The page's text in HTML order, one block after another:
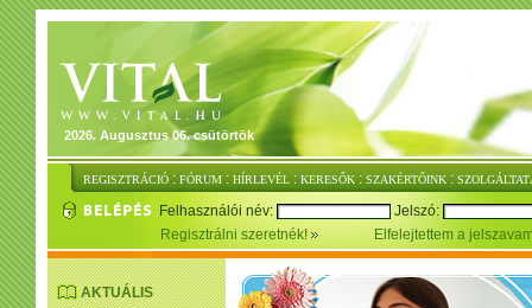
2026. Augusztus 06. csütörtök
REGISZTRÁCIÓ : FÓRUM : HÍRLEVÉL : KERESŐK : SZAKÉRTŐINK :
Felhasználói név:
Jelszó:
Regisztrálni szeretnék!
Elfelejtettem a
AKTUÁLIS